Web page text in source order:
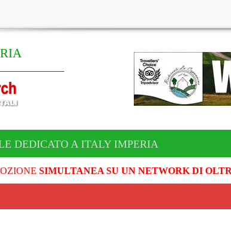
DEDICATO A ITALY IMPERIA
SIMULTANEA SU UN NETWORK DI